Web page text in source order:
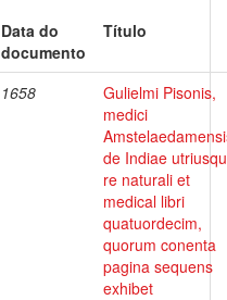
Data do
documento
Título
1658
Gulielmi Pisonis,
medici
de Indiae
re naturali et
medical libri
quatuordecim,
quorum conenta
pagina sequens
exhibet